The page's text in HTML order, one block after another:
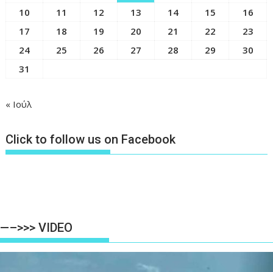
10
11 12 13 14 15
16
17
18 19 20 21 22
23
24
25 26 27 28 29
30
31
« Ιούλ
Click to follow us on Facebook
—–>>> VIDEO